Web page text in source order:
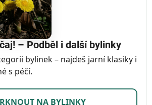
– Podběl i další bylinky
bylinek – najdeš jarní klasiky i
s péčí.
NA BYLINKY